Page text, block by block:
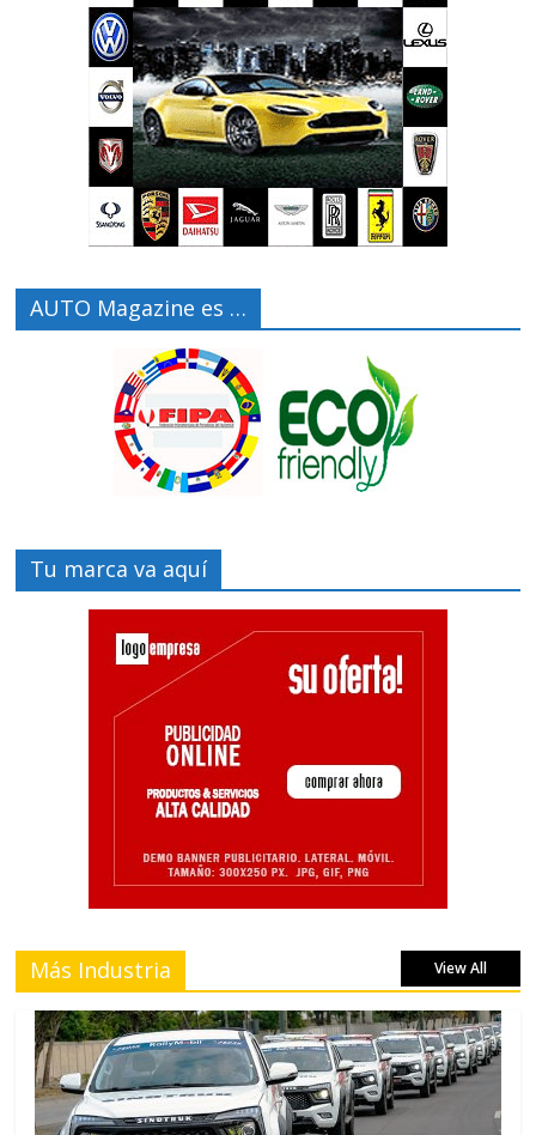
AUTO Magazine es …
Tu marca va aquí
Más Industria View All